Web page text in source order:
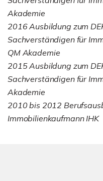
Akademie
2016 Ausbildung zum
Sachverständigen für
QM Akademie
2015 Ausbildung zum
Sachverständigen für
Akademie
2010 bis 2012
Immobilienkaufmann IHK